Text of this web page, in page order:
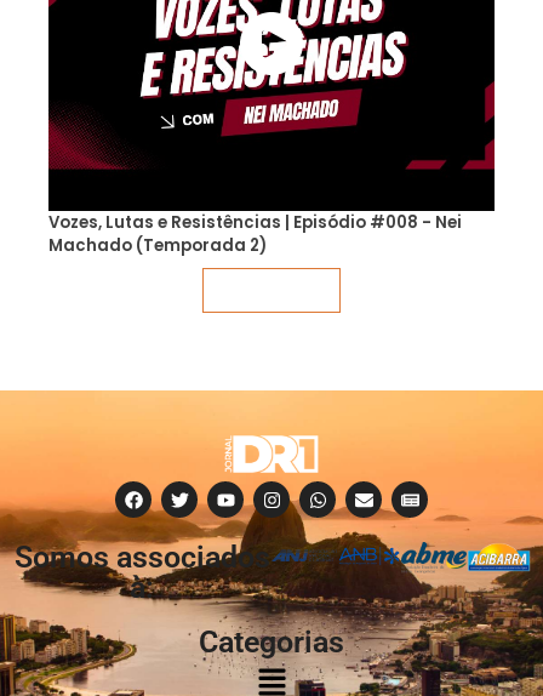
Vozes, Lutas e Resistências | Episódio #008 - Nei
Machado (Temporada 2)
Somos associados
à:
Categorias